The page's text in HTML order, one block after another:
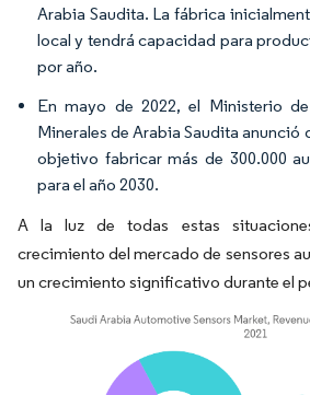
Arabia Saudita. La fábrica
local y tendrá capacidad para
por año.
En mayo de 2022, el Ministerio
Minerales de Arabia Saudita anunció
objetivo fabricar más de 300.000
para el año 2030.
A la luz de todas estas
crecimiento del mercado de sensores
un crecimiento significativo durante el